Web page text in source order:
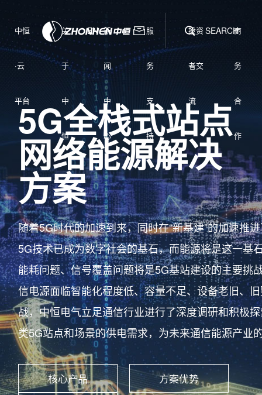
中恒
·云
平台
关
于
中
恒
新
闻
中
心
服
务
支
持
投资
者交
流
商
务
合
作
SEARCH
EN
5G全栈式站点
网络能源解决
方案
随着5G时代的加速到来，同时在“新基建”的加速推
5G技术已成为数字社会的基石，而能源将是这一基
能耗问题、信号覆盖问题将是5G基站建设的主要挑
信电源面临智能化程度低、容量不足、设备老旧、
战，中恒电气立足通信行业进行了深度调研和积极
类5G站点和场景的供电需求，为未来通信能源产业
核心产品
方案优势